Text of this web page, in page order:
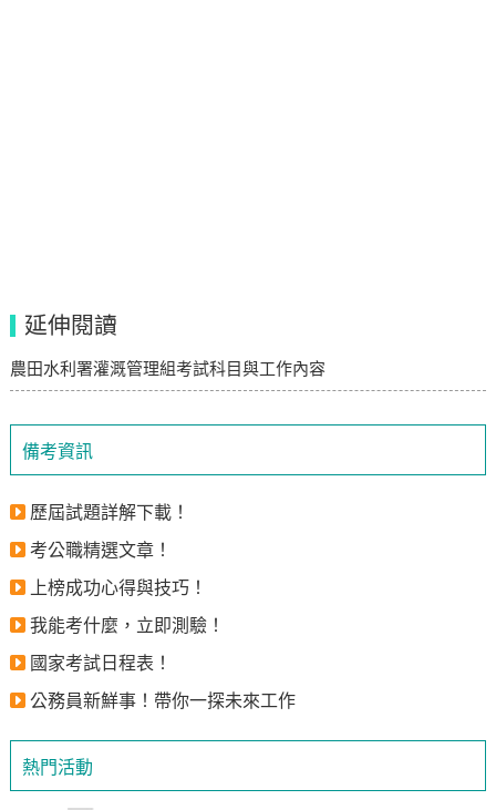
備考資訊
歷屆試題詳解下載！
考公職精選文章！
上榜成功心得與技巧！
我能考什麼，立即測驗！
國家考試日程表！
公務員新鮮事！帶你一探未來工作
熱門活動
延伸閱讀
農田水利署灌溉管理組考試科目與工作內容